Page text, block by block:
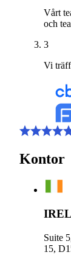
Vårt
och
3
Vi
Kontor
Suite
15,